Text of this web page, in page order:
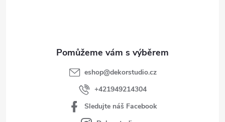
eshop@dekorstudio.cz
+421949214304
Sledujte náš Facebook